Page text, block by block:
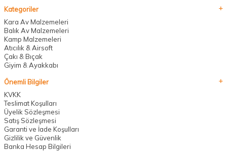
Kategoriler
Kara Av Malzemeleri
Balık Av Malzemeleri
Kamp Malzemeleri
Atıcılık & Airsoft
Çakı & Bıçak
Giyim & Ayakkabı
Önemli Bilgiler
KVKK
Teslimat Koşulları
Üyelik Sözleşmesi
Satış Sözleşmesi
Garanti ve İade Koşulları
Gizlilik ve Güvenlik
Banka Hesap Bilgileri